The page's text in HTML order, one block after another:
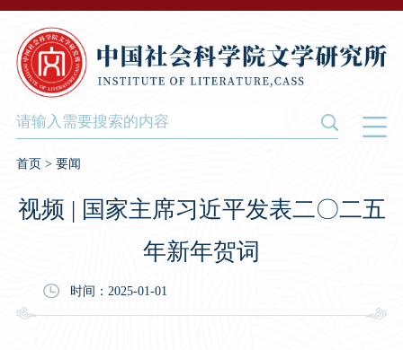
首页> 要闻
视频 | 国家主席习近平发表二〇二五
年新年贺词
时间：2025-01-01